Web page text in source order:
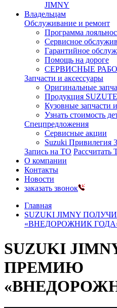
JIMNY
Владельцам
Обслуживание и ремонт
Программа
Сервисное
Гарантийное
Помощь на дороге
СЕРВИСНЫЕ
Запчасти и аксессуары
Оригинальные
Продукция
Кузовные запчасти
Узнать стоимость
Спецпредложения
Сервисные акции
Suzuki Привилегия
Запись на ТО Рассчитать
О компании
Контакты
Новости
заказать звонок
Главная
SUZUKI JIMNY
«ВНЕДОРОЖНИК
SUZUKI
ПРЕМИЮ